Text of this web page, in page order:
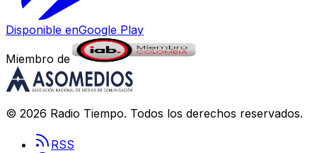
Disponible enGoogle Play
Miembro de
© 2026 Radio Tiempo. Todos los derechos reservados.
RSS